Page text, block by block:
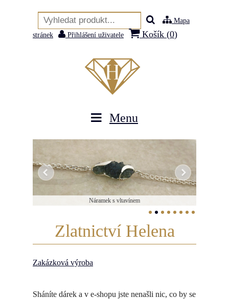
Mapa
stránek
Přihlášení uživatele Košík (0)
Menu
Náramek s vltavínem
Medailonek s otisky
Zlatnictví Helena
Zakázková výroba
Sháníte dárek a v e-shopu jste nenašli nic, co by se